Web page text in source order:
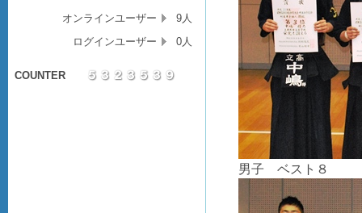
オンラインユーザー
9人
ログインユーザー
0人
COUNTER
男子 ベスト８